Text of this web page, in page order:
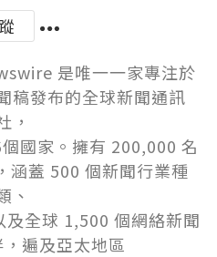
是唯一一家專注於
稿發布的全球新聞通訊
，
國家。擁有 200,000 名
涵蓋 500 個新聞行業種
、
全球 1,500 個網絡新聞
遍及亞太地區